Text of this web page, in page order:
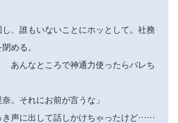
、誰もいないことにホッとして。社務
める。
あんなところで神通力使ったらバレち
。それにお前が言うな」
き声に出して話しかけちゃったけど……